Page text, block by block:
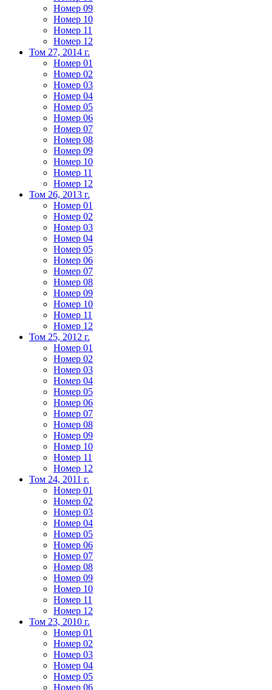
Номер 09
Номер 10
Номер 11
Номер 12
Том 27, 2014 г.
Номер 01
Номер 02
Номер 03
Номер 04
Номер 05
Номер 06
Номер 07
Номер 08
Номер 09
Номер 10
Номер 11
Номер 12
Том 26, 2013 г.
Номер 01
Номер 02
Номер 03
Номер 04
Номер 05
Номер 06
Номер 07
Номер 08
Номер 09
Номер 10
Номер 11
Номер 12
Том 25, 2012 г.
Номер 01
Номер 02
Номер 03
Номер 04
Номер 05
Номер 06
Номер 07
Номер 08
Номер 09
Номер 10
Номер 11
Номер 12
Том 24, 2011 г.
Номер 01
Номер 02
Номер 03
Номер 04
Номер 05
Номер 06
Номер 07
Номер 08
Номер 09
Номер 10
Номер 11
Номер 12
Том 23, 2010 г.
Номер 01
Номер 02
Номер 03
Номер 04
Номер 05
Номер 06